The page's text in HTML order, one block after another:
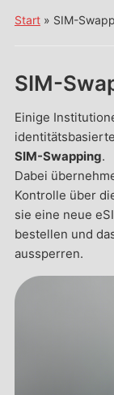
Start» SIM-
SIM-
Einige
SIM-Swapping.
Dabei
Kontrolle über
sie eine neue
bestellen und
aussperren.